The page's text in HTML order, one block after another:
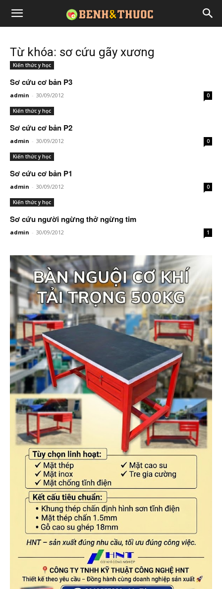
Từ khóa: sơ cứu gãy xương
Kiến thức y học
Sơ cứu cơ bản P3
admin - 30/09/2012 0
Kiến thức y học
Sơ cứu cơ bản P2
admin - 30/09/2012 0
Kiến thức y học
Sơ cứu cơ bản P1
admin - 30/09/2012 0
Kiến thức y học
Sơ cứu người ngừng thở ngừng tim
admin - 30/09/2012 1